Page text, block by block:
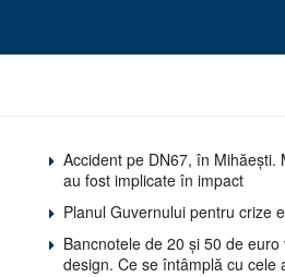
Accident pe DN67, în Mihăești.
au fost implicate în impact
Planul Guvernului pentru crize
Bancnotele de 20 și 50 de
design. Ce se întâmplă cu cele